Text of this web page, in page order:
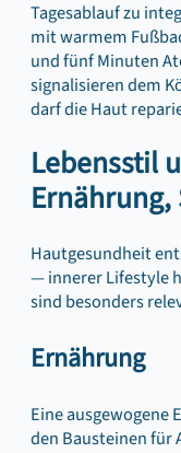
Tagesablauf zu
mit warmem
und fünf Minuten
signalisieren dem
darf die Haut
Lebensstil
Hautgesundheit
— innerer Lifestyle
sind besonders
Ernährung
Eine
den Bausteinen für